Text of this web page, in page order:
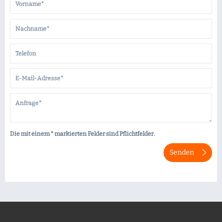
Die mit einem * markierten Felder sind Pflichtfelder.
Senden